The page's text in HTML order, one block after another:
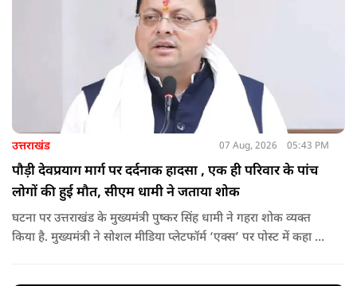
उत्तराखंड 07 Aug, 2026 05:43 PM
पौड़ी देवप्रयाग मार्ग पर दर्दनाक हादसा , एक ही परिवार के पांच
लोगों की हुई मौत, सीएम धामी ने जताया शोक
घटना पर उत्तराखंड के मुख्यमंत्री पुष्कर सिंह धामी ने गहरा शोक व्यक्त
किया है. मुख्यमंत्री ने सोशल मीडिया प्लेटफॉर्म ‘एक्स’ पर पोस्ट में कहा कि